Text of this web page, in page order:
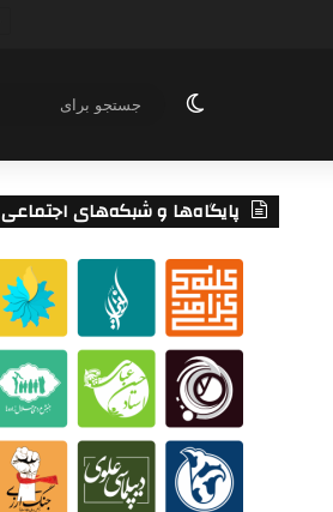
تغییر پوسته
پایگاه‌ها و شبکه‌های اجتماعی